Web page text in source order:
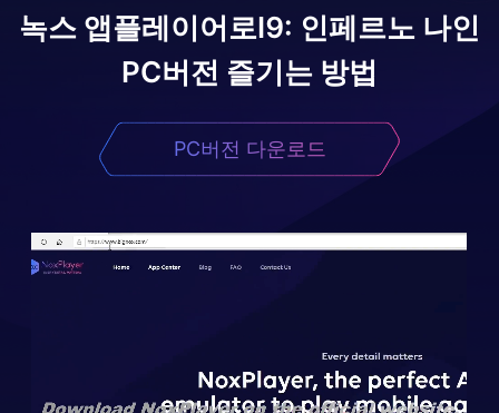
녹스 앱플레이어로I9: 인페르노 나인
PC버전 즐기는 방법
PC버전 다운로드